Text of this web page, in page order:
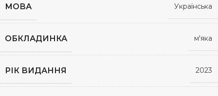
МОВА Українська
ОБКЛАДИНКА м'яка
РІК ВИДАННЯ 2023